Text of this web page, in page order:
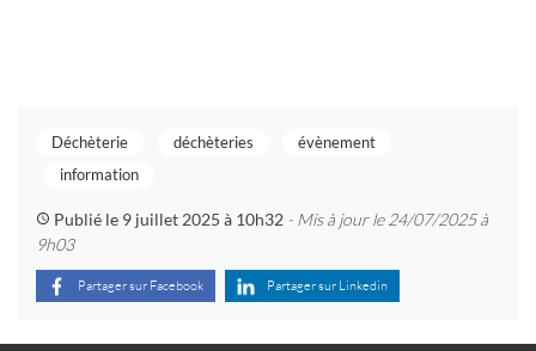
Déchèterie déchèteries
évènement
information
Publié le 9 juillet 2025 à 10h32 - Mis à jour le 24/07/2025 à
9h03
Partager sur Facebook Partager sur Linkedin